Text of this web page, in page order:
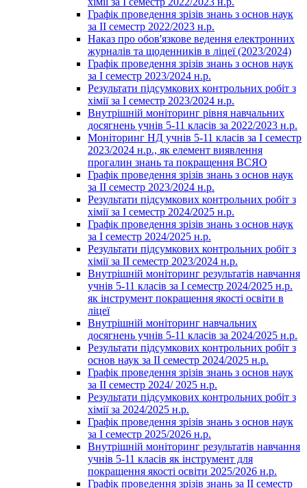
Графік проведення зрізів знань з основ наук
за ІІ семестр 2022/2023 н.р.
Наказ про обов'язкове ведення електронних
журналів та щоденників в ліцеї (2023/2024)
Графік проведення зрізів знань з основ наук
за І семестр 2023/2024 н.р.
Результати підсумкових контрольних робіт з
хімії за І семестр 2023/2024 н.р.
Внутрішній моніторинг рівня навчальних
досягнень учнів 5-11 класів за 2022/2023 н.р.
Моніторинг НД учнів 5-11 класів за І семестр
2023/2024 н.р., як елемент виявлення
прогалин знань та покращення ВСЯО
Графік проведення зрізів знань з основ наук
за ІІ семестр 2023/2024 н.р.
Результати підсумкових контрольних робіт з
хімії за І семестр 2024/2025 н.р.
Графік проведення зрізів знань з основ наук
за І семестр 2024/2025 н.р.
Результати підсумкових контрольних робіт з
хімії за ІІ семестр 2023/2024 н.р.
Внутрішній моніторинг результатів навчання
учнів 5-11 класів за І семестр 2024/2025 н.р.
як інструмент покращення якості освіти в
ліцеї
Внутрішній моніторинг навчальних
досягнень учнів 5-11 класів за 2024/2025 н.р.
Результати підсумкових контрольних робіт з
основ наук за ІІ семестр 2024/2025 н.р.
Графік проведення зрізів знань з основ наук
за ІІ семестр 2024/ 2025 н.р.
Результати підсумкових контрольних робіт з
хімії за 2024/2025 н.р.
Графік проведення зрізів знань з основ наук
за І семестр 2025/2026 н.р.
Внутрішній моніторинг результатів навчання
учнів 5-11 класів як інструмент для
покращення якості освіти 2025/2026 н.р.
Графік проведення зрізів знань за ІІ семестр